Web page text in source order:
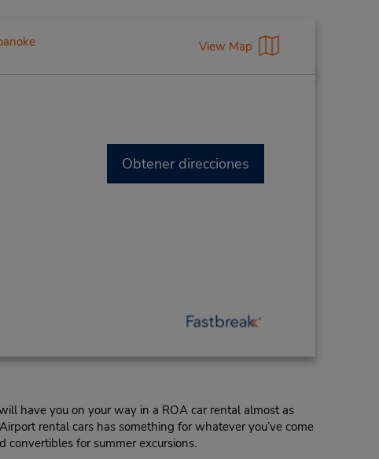
View Map
Obtener direcciones
have you on your way in a ROA car rental almost as
rental cars has something for whatever you’ve come
convertibles for summer excursions.